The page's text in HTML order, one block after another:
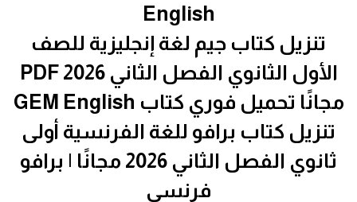
English
تنزيل كتاب جيم لغة إنجليزية للصف
الأول الثانوي الفصل الثاني 2026 PDF
مجانًا تحميل فوري كتاب GEM English
تنزيل كتاب برافو للغة الفرنسية أولى
ثانوي الفصل الثاني 2026 مجانًا | برافو
فرنسي